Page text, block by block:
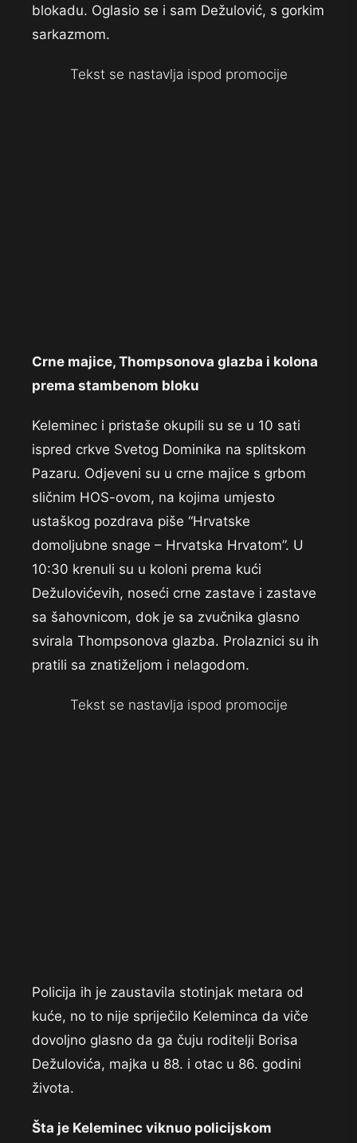
blokadu. Oglasio se i sam Dežulović, s gorkim
sarkazmom.
Tekst se nastavlja ispod promocije
Crne majice, Thompsonova glazba i kolona
prema stambenom bloku
Keleminec i pristaše okupili su se u 10 sati
ispred crkve Svetog Dominika na splitskom
Pazaru. Odjeveni su u crne majice s grbom
sličnim HOS-ovom, na kojima umjesto
ustaškog pozdrava piše “Hrvatske
domoljubne snage – Hrvatska Hrvatom”. U
10:30 krenuli su u koloni prema kući
Dežulovićevih, noseći crne zastave i zastave
sa šahovnicom, dok je sa zvučnika glasno
svirala Thompsonova glazba. Prolaznici su ih
pratili sa znatiželjom i nelagodom.
Tekst se nastavlja ispod promocije
Policija ih je zaustavila stotinjak metara od
kuće, no to nije spriječilo Keleminca da viče
dovoljno glasno da ga čuju roditelji Borisa
Dežulovića, majka u 88. i otac u 86. godini
života.
Šta je Keleminec viknuo policijskom